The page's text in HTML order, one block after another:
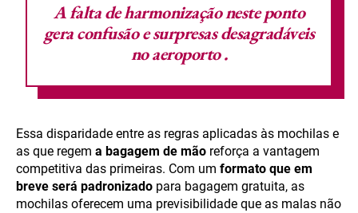
A falta de harmonização neste ponto
gera confusão e surpresas desagradáveis
noaeroporto.
Essa disparidade entre as regras aplicadas às mochilas e
as que regem a bagagem de mão reforça a vantagem
competitiva das primeiras. Com um formato que em
breve será padronizado para bagagem gratuita, as
mochilas oferecem uma previsibilidade que as malas não